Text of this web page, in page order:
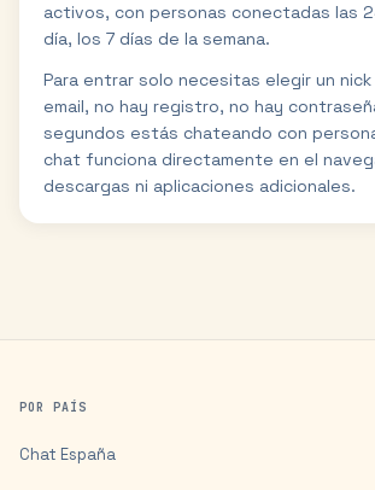
activos, con personas conectadas las
día, los 7 días de la semana.
Para entrar solo necesitas elegir un
email, no hay registro, no hay
segundos estás chateando con
chat funciona directamente en el
descargas ni aplicaciones adicionales.
POR PAÍS
Chat España